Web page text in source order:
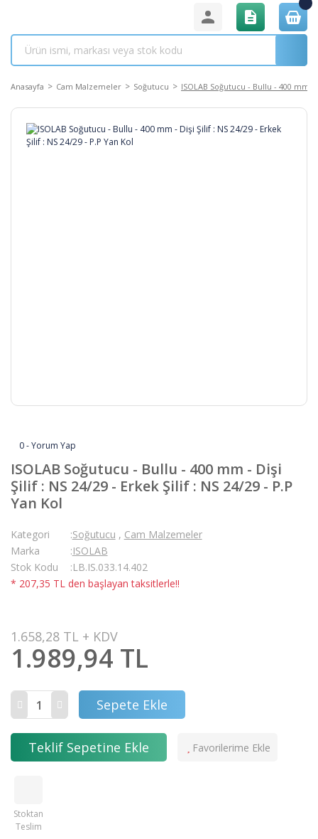
Anasayfa Cam Malzemeler Soğutucu ISOLAB Soğutucu - Bullu - 400 mm -
0 - Yorum Yap
ISOLAB Soğutucu - Bullu - 400 mm - Dişi
Şilif : NS 24/29 - Erkek Şilif : NS 24/29 - P.P
Yan Kol
Kategori Soğutucu , Cam Malzemeler
Marka
ISOLAB
Stok Kodu
LB.IS.033.14.402
* 207,35 TL den başlayan taksitlerle!!
1.658,28 TL + KDV
1.989,94 TL
Sepete Ekle
Teklif Sepetine Ekle
Stoktan
Teslim